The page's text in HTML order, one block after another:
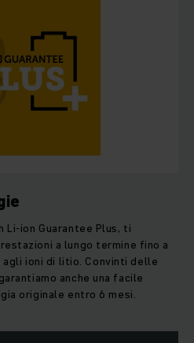
Li-ion Guarantee Plus, ti
a lungo termine fino a
ioni di litio. Convinti delle
anche una facile
originale entro 6 mesi.